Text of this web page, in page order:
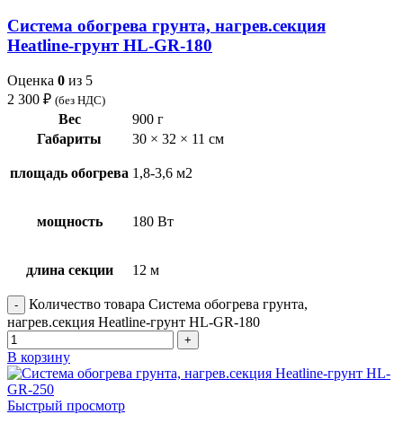
Система обогрева грунта, нагрев.секция
Heatline-грунт HL-GR-180
Оценка 0 из 5
2 300 ₽ (без НДС)
Вес
900 г
Габариты
30 × 32 × 11 см
площадь обогрева 1,8-3,6 м2
мощность 180 Вт
длина секции 12 м
Количество товара Система обогрева грунта,
нагрев.секция Heatline-грунт HL-GR-180
В корзину
Быстрый просмотр